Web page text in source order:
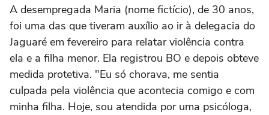
A desempregada Maria (nome fictício), de 30 anos,
foi uma das que tiveram auxílio ao ir à delegacia do
Jaguaré em fevereiro para relatar violência contra
ela e a filha menor. Ela registrou BO e depois obteve
medida protetiva. "Eu só chorava, me sentia
culpada pela violência que acontecia comigo e com
minha filha. Hoje, sou atendida por uma psicóloga,